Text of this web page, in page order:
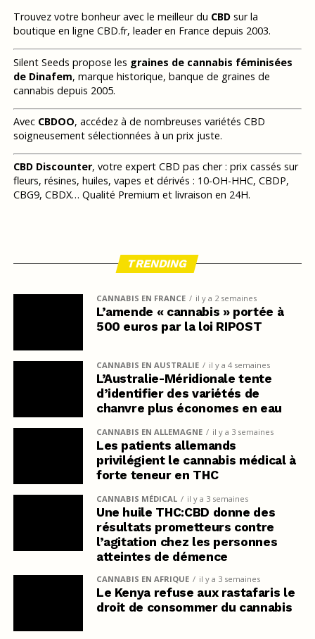
Trouvez votre bonheur avec le meilleur du CBDsur la
boutique en ligne CBD.fr, leader en France depuis 2003.
Silent Seeds propose les graines de cannabis féminisées
de Dinafem, marque historique, banque de graines de
cannabis depuis 2005.
Avec CBDOO, accédez à de nombreuses variétés CBD
soigneusement sélectionnées à un prix juste.
CBD Discounter, votre expert CBD pas cher : prix cassés sur
fleurs, résines, huiles, vapes et dérivés : 10-OH-HHC, CBDP,
CBG9, CBDX… Qualité Premium et livraison en 24H.
TRENDING
CANNABIS EN FRANCE il y a 2 semaines
L’amende « cannabis » portée à
500 euros par la loi RIPOST
CANNABIS EN AUSTRALIE il y a 4 semaines
L’Australie-Méridionale tente
d’identifier des variétés de
chanvre plus économes en eau
CANNABIS EN ALLEMAGNE il y a 3 semaines
Les patients allemands
privilégient le cannabis médical à
forte teneur en THC
CANNABIS MÉDICAL il y a 3 semaines
Une huile THC:CBD donne des
résultats prometteurs contre
l’agitation chez les personnes
atteintes de démence
CANNABIS EN AFRIQUE il y a 3 semaines
Le Kenya refuse aux rastafaris le
droit de consommer du cannabis